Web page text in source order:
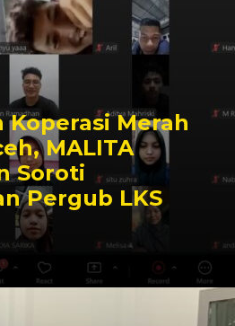
Koperasi Merah
MALITA
Soroti
Pergub LKS